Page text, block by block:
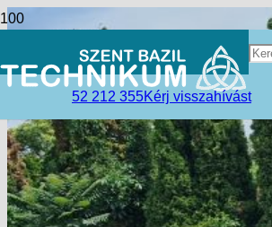
52 212 355Kérj visszahívást